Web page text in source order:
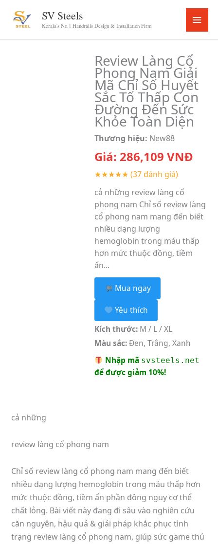
content
SV Steels
Kerala's No.1 Handrails Design & Installation Firm
Main
Menu
Review Làng Cổ
Phong Nam Giải
Mã Chỉ Số Huyết
Sắc Tố Thấp Con
Đường Đến Sức
Khỏe Toàn Diện
Thương hiệu: New88
Giá: 286,109 VNĐ
★★★★★ (37 đánh giá)
cả những review làng cổ
phong nam Chỉ số review làng
cổ phong nam mang đến biết
nhiều dạng lượng
hemoglobin trong máu thấp
hơn mức thuộc đồng, tiềm
ẩn...
Mua ngay
Yêu thích
Kích thước:M / L / XL
Màu sắc:Đen, Trắng, Xanh
Nhập mã svsteels.net
để được giảm 10%!
cả những
review làng cổ phong nam
Chỉ số review làng cổ phong nam mang đến biết
nhiều dạng lượng hemoglobin trong máu thấp hơn
mức thuộc đồng, tiềm ẩn phần đông nguy cơ thể
chất lỏng. Bài viết này đang đi sâu vào nghiên cứu
căn nguyên, hậu quả & giải pháp khắc phục tình
trạng review làng cổ phong nam, giúp sức game thủ